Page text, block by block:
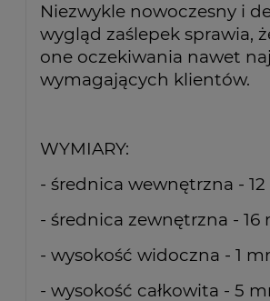
Niezwykle nowoczesny i
wygląd zaślepek sprawia,
one oczekiwania nawet
wymagających klientów.
WYMIARY:
- średnica wewnętrzna -
- średnica zewnętrzna - 16
- wysokość widoczna - 1
- wysokość całkowita - 5